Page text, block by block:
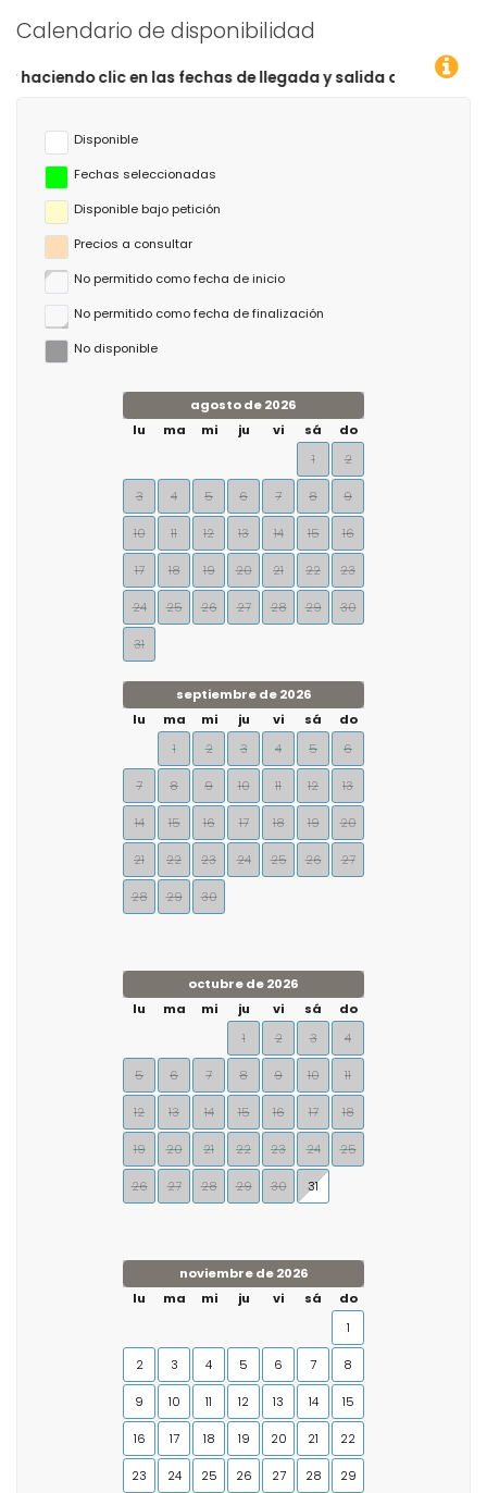
Calendario de disponibilidad
las fechas de llegada y salida deseadas!
Disponible
Fechas seleccionadas
Disponible bajo petición
Precios a consultar
No permitido como fecha de inicio
No permitido como fecha de finalización
No disponible
agosto de 2026
lu
ma mi ju vi sá
do
1
2
3 4 5 6 7 8 9
10 11 12 13 14 15 16
17 18 19 20 21 22 23
24 25 26 27 28 29 30
31
septiembre de 2026
lu
ma mi ju vi sá
do
1
2 3 4 5 6
7 8 9 10 11 12 13
14 15 16 17 18 19 20
21 22 23 24 25 26 27
28 29 30
octubre de 2026
lu
ma mi ju vi sá
do
1
2 3 4
5 6 7 8 9 10 11
12 13 14 15 16 17 18
19 20 21 22 23 24 25
26 27 28 29 30 31
noviembre de 2026
lu
ma mi ju vi sá
do
1
2 3 4 5 6 7 8
9 10 11 12 13 14 15
16 17 18 19 20 21 22
23 24 25 26 27 28 29